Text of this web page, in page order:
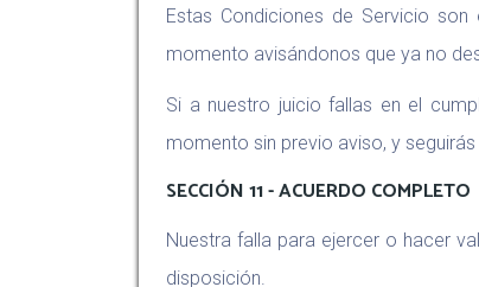
Estas Condiciones de Servicio
momento avisándonos que ya no
Si a nuestro juicio fallas en el
momento sin previo aviso, y
SECCIÓN 11 - ACUERDO COMPLETO
Nuestra falla para ejercer o hacer
disposición.